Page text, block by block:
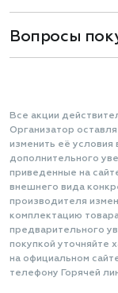
Вопросы
Все акции
Организатор
изменить её
дополнительного
приведенные на
внешнего вида
производителя
комплектацию
предварительного
покупкой уточняйте
на официальном
телефону Горячей